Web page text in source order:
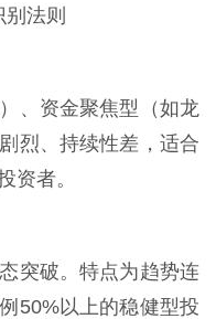
法则
、资金聚焦型（如龙
烈、持续性差，适合
资者。
突破。特点为趋势连
50%以上的稳健型投